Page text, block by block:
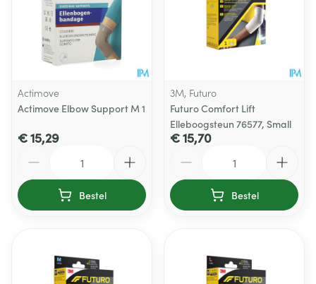
Actimove
Actimove Elbow Support M 1
€ 15,29
Bestel
3M, Futuro
Futuro Comfort Lift
Elleboogsteun 76577, Small
€ 15,70
Bestel